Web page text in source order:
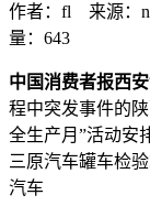
作者：fl 来源：n
量：643
中国消费者报西
程中突发事件的
全生产月”活动安
三原汽车罐车检
汽车